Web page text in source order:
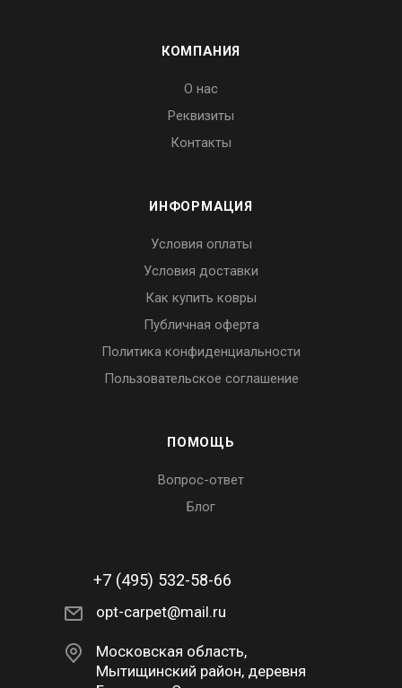
КОМПАНИЯ
О нас
Реквизиты
Контакты
ИНФОРМАЦИЯ
Условия оплаты
Условия доставки
Как купить ковры
Публичная оферта
Политика конфиденциальности
Пользовательское соглашение
ПОМОЩЬ
Вопрос-ответ
Блог
+7 (495) 532-58-66
opt-carpet@mail.ru
Московская область,
Мытищинский район, деревня